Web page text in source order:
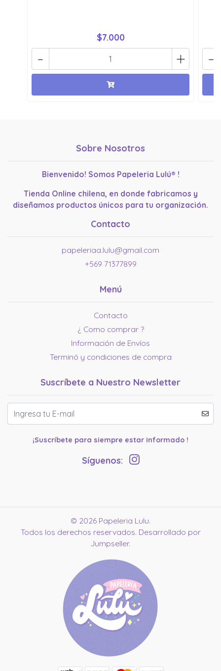
$7.000
+
- -
Sobre Nosotros
Bienvenido! Somos Papeleria Lulú® !
Tienda Online chilena, en donde fabricamos y
diseñamos productos únicos para tu organización.
Contacto
papeleriaa.lulu@gmail.com
+569 71377899
Menú
Contacto
¿ Como comprar ?
Información de Envíos
Terminó y condiciones de compra
Suscríbete a Nuestro Newsletter
¡Suscríbete para siempre estar informado !
Síguenos:
© 2026 Papeleria Lulu.
Todos los derechos reservados. Desarrollado por
Jumpseller.